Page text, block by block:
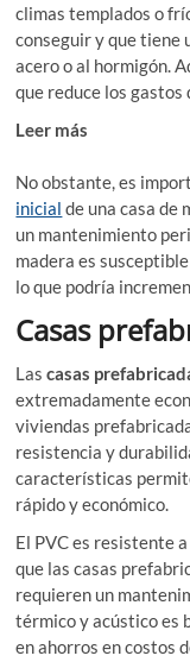
climas templados o
conseguir y que tiene
acero o al hormigón.
que reduce los gastos
Leer más
No obstante, es
inicial de una casa de
un mantenimiento
madera es
lo que podría
Casas
Lascasas
extremadamente
viviendas
resistencia y
características
rápido y económico.
El PVC es resistente
que las casas
requieren un
térmico y acústico es
en ahorros en costos